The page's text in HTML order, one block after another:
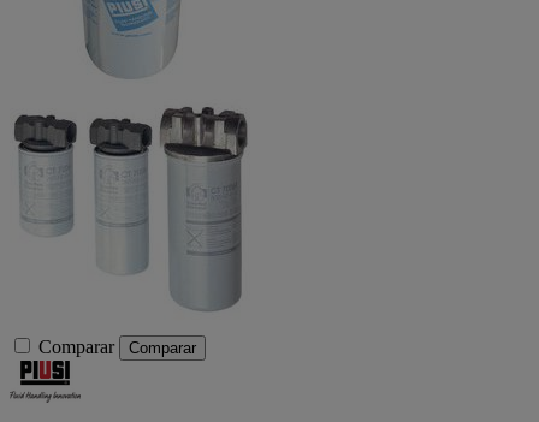
Comparar Comparar